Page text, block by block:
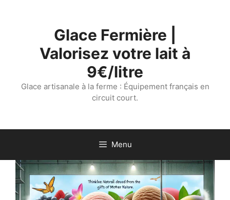
Glace Fermière |
Valorisez votre lait à
9€/litre
Glace artisanale à la ferme : Équipement français en
circuit court.
Menu